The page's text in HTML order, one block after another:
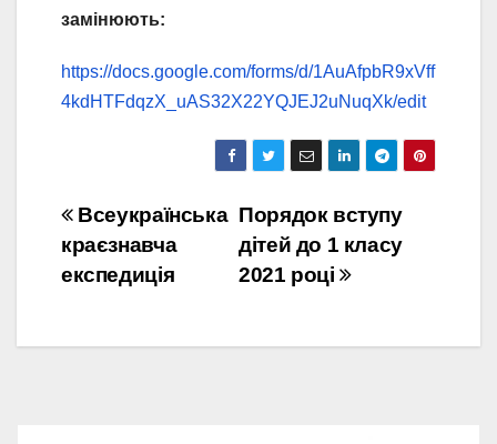
замінюють:
https://docs.google.com/forms/d/1AuAfpbR9xVff
4kdHTFdqzX_uAS32X22YQJEJ2uNuqXk/edit
Навігація
записів
Порядок вступу
дітей до 1 класу
2021 році
Всеукраїнська
краєзнавча
експедиція